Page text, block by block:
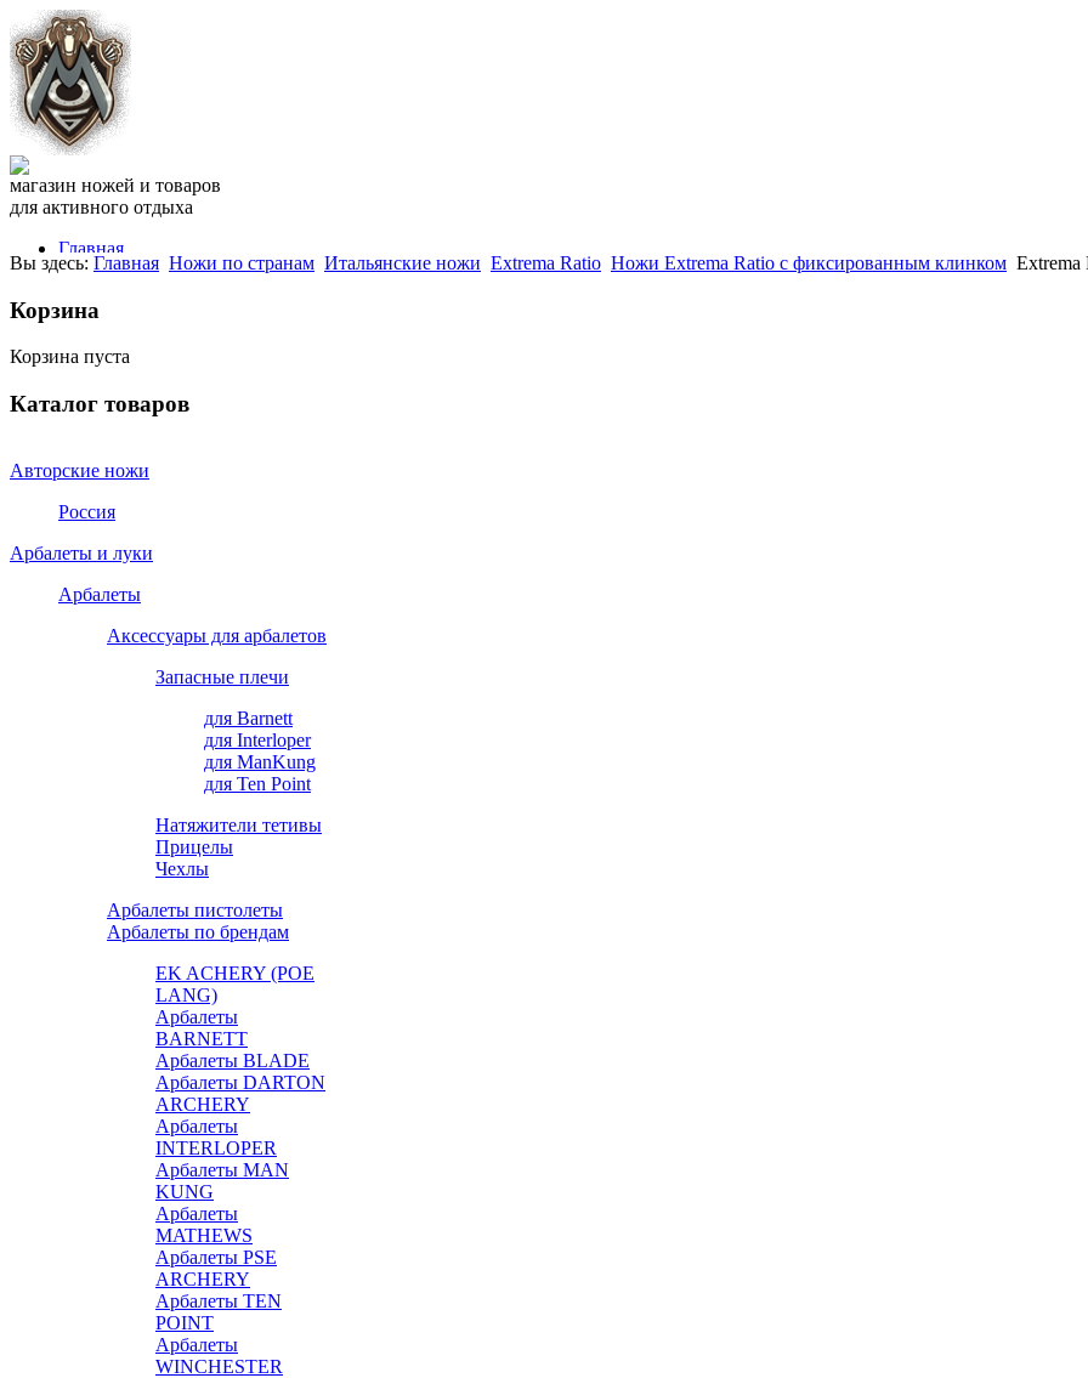
магазин ножей и товаров
для активного отдыха
Главная
Оплата
FAQ
Блог
СПРАВОЧНИК
+7 981975 3050
или напишите нам
Вы здесь: Главная Ножи по странам Итальянские ножи Extrema Ratio Ножи Extrema Ratio с фиксированным клинком
Корзина
Корзина пуста
Каталог товаров
Авторские ножи
Россия
Арбалеты и луки
Арбалеты
Аксессуары для арбалетов
Запасные плечи
для Barnett
для Interloper
для ManKung
для Ten Point
Натяжители тетивы
Прицелы
Чехлы
Арбалеты пистолеты
Арбалеты по брендам
EK ACHERY (POE
LANG)
Арбалеты
BARNETT
Арбалеты BLADE
Арбалеты DARTON
ARCHERY
Арбалеты
INTERLOPER
Арбалеты MAN
KUNG
Арбалеты
MATHEWS
Арбалеты PSE
ARCHERY
Арбалеты TEN
POINT
Арбалеты
WINCHESTER